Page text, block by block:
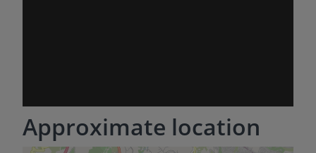
Approximate location